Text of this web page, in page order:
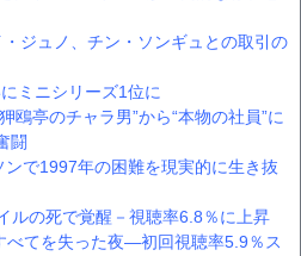
ジュノ、チン・ソンギュとの取引の
ミニシリーズ1位に
鴎亭のチャラ男”から“本物の社員”に
闘
ンで1997年の困難を現実的に生き抜
ルの死で覚醒－視聴率6.8％に上昇
べてを失った夜―初回視聴率5.9％ス